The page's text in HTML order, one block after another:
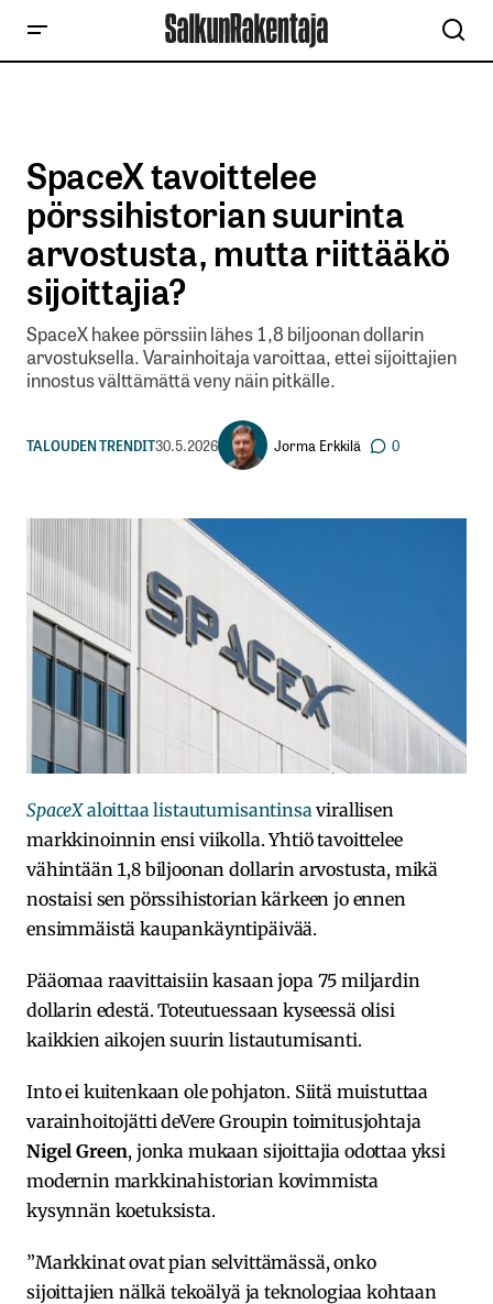
SpaceX tavoittelee
pörssihistorian suurinta
arvostusta, mutta riittääkö
sijoittajia?
SpaceX hakee pörssiin lähes 1,8 biljoonan dollarin
arvostuksella. Varainhoitaja varoittaa, ettei sijoittajien
innostus välttämättä veny näin pitkälle.
TALOUDEN TRENDIT30.5.2026 Jorma Erkkilä 0
SpaceXaloittaa listautumisantinsa virallisen
markkinoinnin ensi viikolla. Yhtiö tavoittelee
vähintään 1,8 biljoonan dollarin arvostusta, mikä
nostaisi sen pörssihistorian kärkeen jo ennen
ensimmäistä kaupankäyntipäivää.
Pääomaa raavittaisiin kasaan jopa 75 miljardin
dollarin edestä. Toteutuessaan kyseessä olisi
kaikkien aikojen suurin listautumisanti.
Into ei kuitenkaan ole pohjaton. Siitä muistuttaa
varainhoitojätti deVere Groupin toimitusjohtaja
Nigel Green, jonka mukaan sijoittajia odottaa yksi
modernin markkinahistorian kovimmista
kysynnän koetuksista.
”Markkinat ovat pian selvittämässä, onko
sijoittajien nälkä tekoälyä ja teknologiaa kohtaan